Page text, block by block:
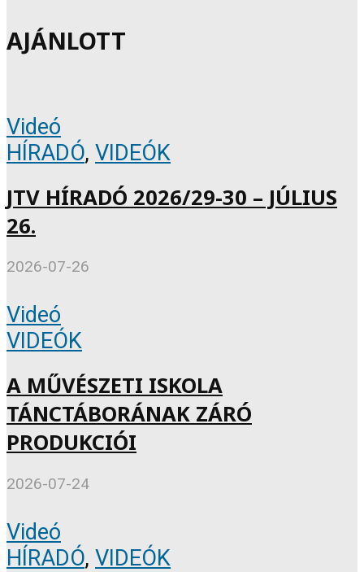
AJÁNLOTT
Videó
HÍRADÓ, VIDEÓK
JTV HÍRADÓ 2026/29-30 – JÚLIUS
26.
2026-07-26
Videó
VIDEÓK
A MŰVÉSZETI ISKOLA
TÁNCTÁBORÁNAK ZÁRÓ
PRODUKCIÓI
2026-07-24
Videó
HÍRADÓ, VIDEÓK